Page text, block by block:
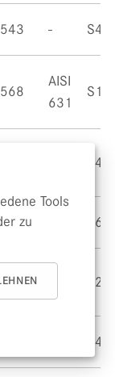
Tools
zu
AISI
631